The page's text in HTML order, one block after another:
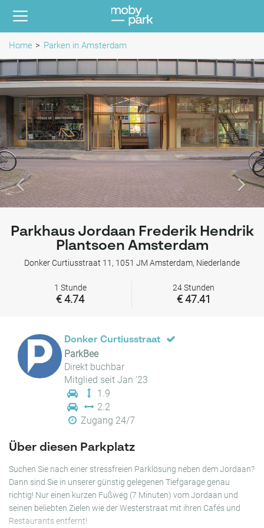
Home Parken in Amsterdam
Parkhaus Jordaan Frederik Hendrik
Plantsoen Amsterdam
Donker Curtiusstraat 11, 1051 JM Amsterdam, Niederlande
1 Stunde
€ 4.74
24 Stunden
€ 47.41
Donker Curtiusstraat
ParkBee
Direkt buchbar
Mitglied seit Jan '23
1.9
2.2
Zugang 24/7
Über diesen Parkplatz
Suchen Sie nach einer stressfreien Parklösung neben dem Jordaan?
Dann sind Sie in unserer günstig gelegenen Tiefgarage genau
richtig! Nur einen kurzen Fußweg (7 Minuten) vom Jordaan und
seinen beliebten Zielen wie der Westerstraat mit ihren Cafés und
Restaurants entfernt!